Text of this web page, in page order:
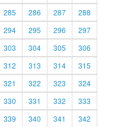
285 286 287
288
294 295 296
297
303 304 305
306
312 313 314
315
321 322 323
324
330 331 332
333
339 340 341 342